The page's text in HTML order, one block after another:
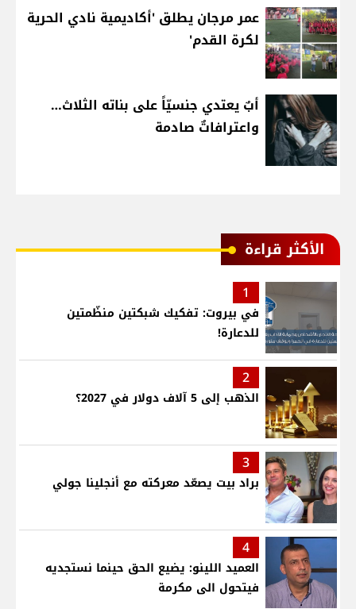
عمر مرجان يطلق 'أكاديمية نادي الحرية
لكرة القدم'
أبٌ يعتدي جنسيّاً على بناته الثلاث…
واعترافاتٌ صادمة
الأكثر قراءة
1
في بيروت: تفكيك شبكتين منظّمتين
للدعارة!
2
الذهب إلى 5 آلاف دولار في 2027؟
3
براد بيت يصعّد معركته مع أنجلينا جولي
4
العميد اللينو: يضيع الحق حينما نستجديه
فيتحول الى مكرمة